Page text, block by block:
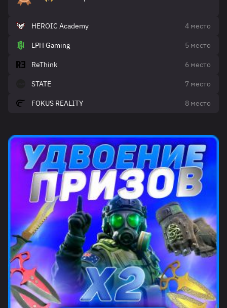
HEROIC Academy 4 место
LPH Gaming 5 место
ReThink 6 место
STATE 7 место
FOKUS REALITY 8 место